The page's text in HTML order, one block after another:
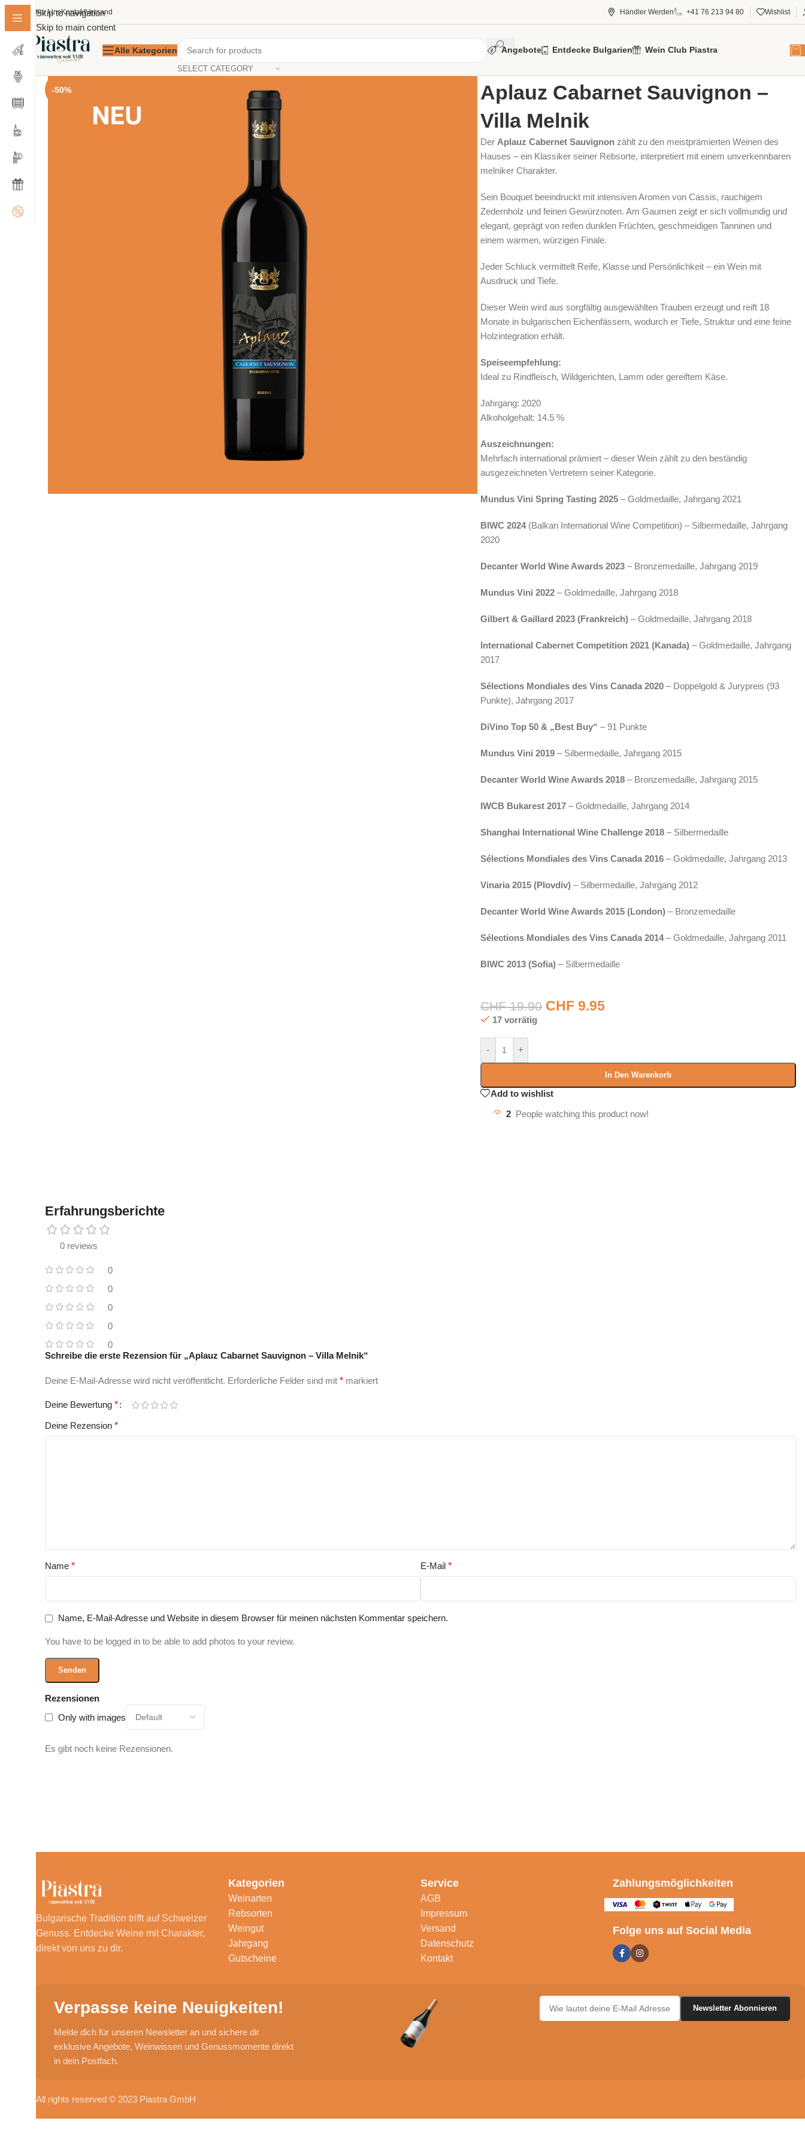
Skip to navigation
Skip to main content
Über UnsKontaktVersand Händler Werden +41 76 213 94 80 Wishlist
Alle Kategorien
SELECT CATEGORY
Angebote Entdecke Bulgarien Wein Club Piastra
-50%
Aplauz Cabarnet Sauvignon –
Villa Melnik
Der Aplauz Cabernet Sauvignon zählt zu den meistprämierten Weinen des
Hauses – ein Klassiker seiner Rebsorte, interpretiert mit einem unverkennbaren
melniker Charakter.
Sein Bouquet beeindruckt mit intensiven Aromen von Cassis, rauchigem
Zedernholz und feinen Gewürznoten. Am Gaumen zeigt er sich vollmundig und
elegant, geprägt von reifen dunklen Früchten, geschmeidigen Tanninen und
einem warmen, würzigen Finale.
Jeder Schluck vermittelt Reife, Klasse und Persönlichkeit – ein Wein mit
Ausdruck und Tiefe.
Dieser Wein wird aus sorgfältig ausgewählten Trauben erzeugt und reift 18
Monate in bulgarischen Eichenfässern, wodurch er Tiefe, Struktur und eine feine
Holzintegration erhält.
Speiseempfehlung:
Ideal zu Rindfleisch, Wildgerichten, Lamm oder gereiftem Käse.
Jahrgang: 2020
Alkoholgehalt: 14.5 %
Auszeichnungen:
Mehrfach international prämiert – dieser Wein zählt zu den beständig
ausgezeichneten Vertretern seiner Kategorie.
Mundus Vini Spring Tasting 2025 – Goldmedaille, Jahrgang 2021
BIWC 2024(Balkan International Wine Competition) – Silbermedaille, Jahrgang
2020
Decanter World Wine Awards 2023 – Bronzemedaille, Jahrgang 2019
Mundus Vini 2022 – Goldmedaille, Jahrgang 2018
Gilbert & Gaillard 2023 (Frankreich) – Goldmedaille, Jahrgang 2018
International Cabernet Competition 2021 (Kanada) – Goldmedaille, Jahrgang
2017
Sélections Mondiales des Vins Canada 2020 – Doppelgold & Jurypreis (93
Punkte), Jahrgang 2017
DiVino Top 50 & „Best Buy“ – 91 Punkte
Mundus Vini 2019 – Silbermedaille, Jahrgang 2015
Decanter World Wine Awards 2018 – Bronzemedaille, Jahrgang 2015
IWCB Bukarest 2017 – Goldmedaille, Jahrgang 2014
Shanghai International Wine Challenge 2018 – Silbermedaille
Sélections Mondiales des Vins Canada 2016 – Goldmedaille, Jahrgang 2013
Vinaria 2015 (Plovdiv) – Silbermedaille, Jahrgang 2012
Decanter World Wine Awards 2015 (London) – Bronzemedaille
Sélections Mondiales des Vins Canada 2014– Goldmedaille, Jahrgang 2011
BIWC 2013 (Sofia) – Silbermedaille
CHF19.90 CHF 9.95
17 vorrätig
- +
In Den Warenkorb
Add to wishlist
2 People watching this product now!
Erfahrungsberichte
0 reviews
0
0
0
0
0
Rezensionen
Only with images
Es gibt noch keine Rezensionen.
Schreibe die erste Rezension für „Aplauz Cabarnet Sauvignon – Villa Melnik“
Deine E-Mail-Adresse wird nicht veröffentlicht. Erforderliche Felder sind mit * markiert
Deine Bewertung *
Deine Rezension *
Name * E-Mail *
Name, E-Mail-Adresse und Website in diesem Browser für meinen nächsten Kommentar speichern.
You have to be logged in to be able to add photos to your review.
Bulgarische Tradition trifft auf Schweizer
Genuss. Entdecke Weine mit Charakter,
direkt von uns zu dir.
Kategorien
Weinarten
Rebsorten
Weingut
Jahrgang
Gutscheine
Service
AGB
Impressum
Versand
Datenschutz
Kontakt
Zahlungsmöglichkeiten
Folge uns auf Social Media
Verpasse keine Neuigkeiten!
Melde dich für unseren Newsletter an und sichere dir
exklusive Angebote, Weinwissen und Genussmomente direkt
in dein Postfach.
All rights reserved © 2023 Piastra GmbH